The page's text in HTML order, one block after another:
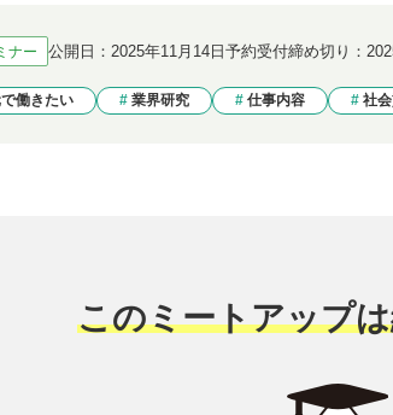
ナー 公開日： 2025年11月14日 予約受付締め切り：
働きたい 業界研究 仕事内容 社
このミートアップ